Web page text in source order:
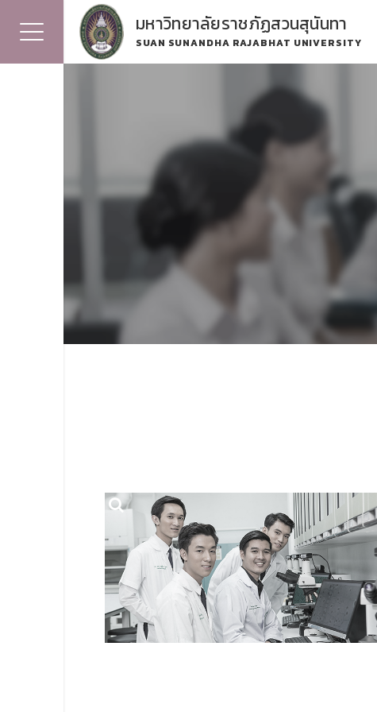
มหาวิทยาลัยราชภัฏสวนสุนันทา
SUAN SUNANDHA RAJABHAT UNIVERSITY